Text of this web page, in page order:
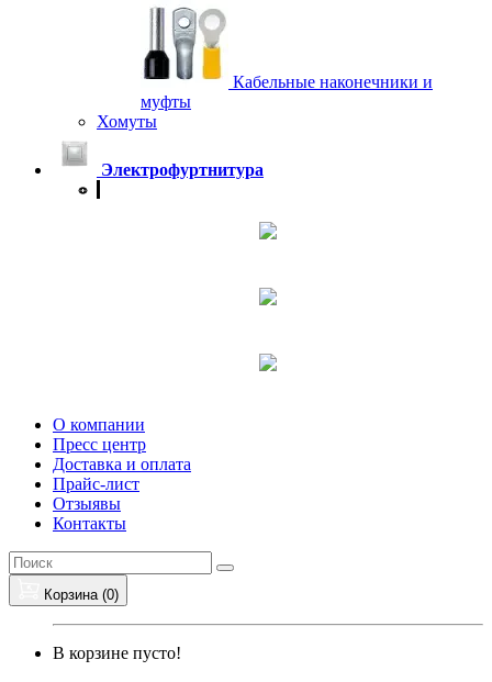
Кабельные наконечники и
муфты
Хомуты
Электрофуртнитура
О компании
Пресс центр
Доставка и оплата
Прайс-лист
Отзыявы
Контакты
Корзина (0)
В корзине пусто!